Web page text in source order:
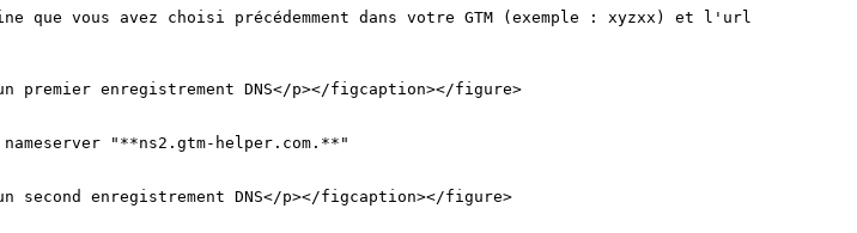
que vous avez choisi précédemment dans votre GTM (exemple : xyzxx) et l'url
premier enregistrement DNS</p></figcaption></figure>
"**ns2.gtm-helper.com.**"